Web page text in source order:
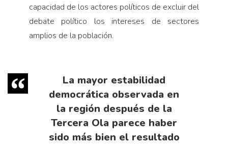
capacidad de los actores políticos de excluir del
debate político los intereses de sectores
amplios de la población.
La mayor estabilidad
democrática observada en
la región después de la
Tercera Ola parece haber
sido más bien el resultado